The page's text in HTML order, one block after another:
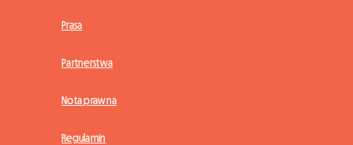
Prasa
Partnerstwa
Nota prawna
Regulamin